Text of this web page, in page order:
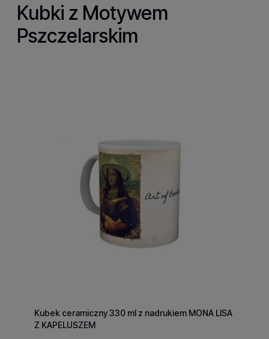
Kubki z Motywem
Pszczelarskim
Kubek ceramiczny 330 ml z nadrukiem MONA LISA
Z KAPELUSZEM